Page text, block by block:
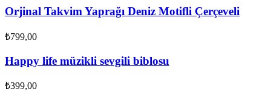
Orjinal Takvim Yaprağı Deniz Motifli Çerçeveli
₺799,00
Happy life müzikli sevgili biblosu
₺399,00